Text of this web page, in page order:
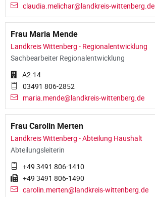
claudia.melichar@landkreis-wittenberg.de
Frau Maria Mende
Landkreis Wittenberg - Regionalentwicklung
Sachbearbeiter Regionalentwicklung
A2-14
03491 806-2852
maria.mende@landkreis-wittenberg.de
Frau Carolin Merten
Landkreis Wittenberg - Abteilung Haushalt
Abteilungsleiterin
+49 3491 806-1410
+49 3491 806-1490
carolin.merten@landkreis-wittenberg.de